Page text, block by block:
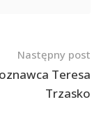
Następny post
Teresa
Trzasko